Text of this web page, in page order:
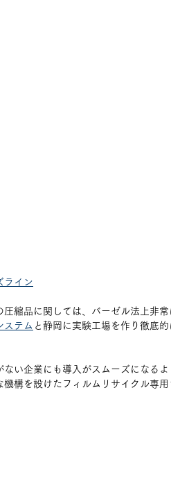
ライン
圧縮品に関しては、バーゼル法上非
ステム と静岡に実験工場を作り徹底
い企業にも導入がスムーズになる
構を設けたフィルムリサイクル専用